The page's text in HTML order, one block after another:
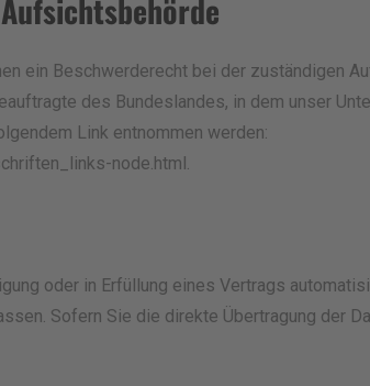
ein Beschwerderecht bei der zuständigen
des Bundeslandes, in dem unser
Link entnommen werden:
node.html.
oder in Erfüllung eines Vertrags
Sofern Sie die direkte Übertragung der